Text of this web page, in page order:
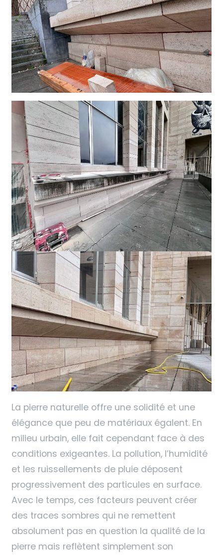
La pierre naturelle offre une solidité et une
élégance que peu de matériaux égalent. En
milieu urbain, elle fait cependant face à des
conditions exigeantes. La pollution, l’humidité
et les ruissellements de pluie déposent
progressivement des particules en surface.
Avec le temps, ces facteurs peuvent créer
des traces sombres qui ne remettent
absolument pas en question la qualité de la
pierre mais reflètent simplement son